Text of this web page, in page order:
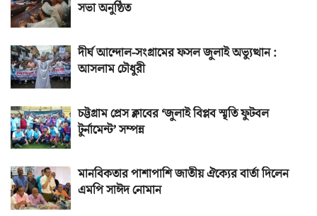
সভা অনুষ্ঠিত
দীর্ঘ আন্দোল-সংগ্রামের ফসল জুলাই অভ্যুত্থান :
আসলাম চৌধুরী
চট্টগ্রাম প্রেস ক্লাবের ‘জুলাই বিপ্লব স্মৃতি ফুটবল
টুর্নামেন্ট’ সম্পন্ন
মানবিকতার পাশাপাশি জাতীয় ঐক্যের বার্তা দিলেন
এমপি সাঈদ নোমান